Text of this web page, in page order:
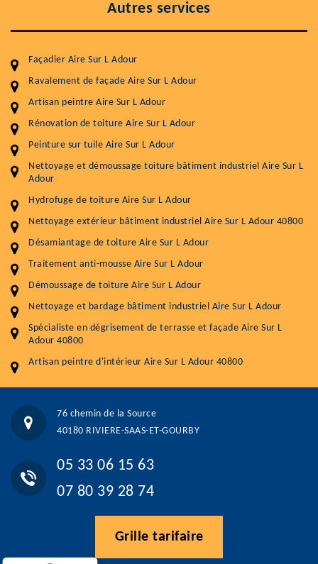
Autres services
Façadier Aire Sur L Adour
Ravalement de façade Aire Sur L Adour
Artisan peintre Aire Sur L Adour
Rénovation de toiture Aire Sur L Adour
Peinture sur tuile Aire Sur L Adour
Nettoyage et démoussage toiture bâtiment industriel Aire Sur L
Adour
Hydrofuge de toiture Aire Sur L Adour
Nettoyage extérieur bâtiment industriel Aire Sur L Adour 40800
Désamiantage de toiture Aire Sur L Adour
Traitement anti-mousse Aire Sur L Adour
Démoussage de toiture Aire Sur L Adour
Nettoyage et bardage bâtiment industriel Aire Sur L Adour
Spécialiste en dégrisement de terrasse et façade Aire Sur L
Adour 40800
Artisan peintre d'intérieur Aire Sur L Adour 40800
76 chemin de la Source
40180 RIVIERE-SAAS-ET-GOURBY
05 33 06 15 63
07 80 39 28 74
Grille tarifaire
Entretenir votre toiture, c'est préserver sa
durabilité
Service
Nettoyageb toiture
Démoussage toiture
Traitement hydrofuge toiture
Artisant local recommander
76 chemin de la Source 40180 RIVIERE-SAAS-ET-GOURBY